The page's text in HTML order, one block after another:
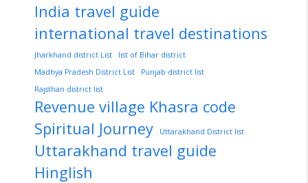
India travel guide
international travel destinations
Jharkhand district List
list of Bihar district
Madhya Pradesh District List
Punjab district list
Rajsthan district list
Revenue village Khasra code
Spiritual Journey
Uttarakhand District list
Uttarakhand travel guide
Hinglish